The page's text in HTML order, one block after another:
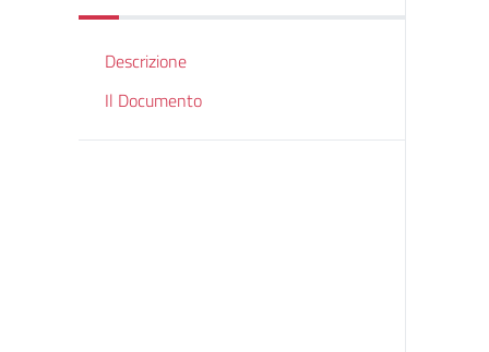
Descrizione
Il Documento